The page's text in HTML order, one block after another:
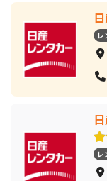
レ
レ